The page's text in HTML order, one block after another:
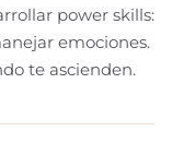
power skills:
emociones.
te ascienden.